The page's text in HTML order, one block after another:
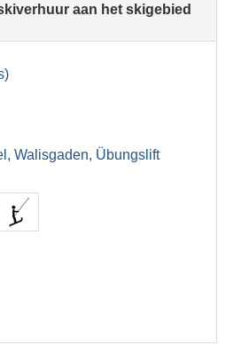
aan het skigebied
Walisgaden, Übungslift